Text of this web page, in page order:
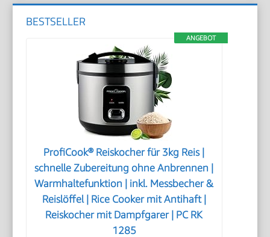
BESTSELLER
ANGEBOT
ProfiCook® Reiskocher für 3kg Reis |
schnelle Zubereitung ohne Anbrennen |
Warmhaltefunktion | inkl. Messbecher &
Reislöffel | Rice Cooker mit Antihaft |
Reiskocher mit Dampfgarer | PC RK
1285